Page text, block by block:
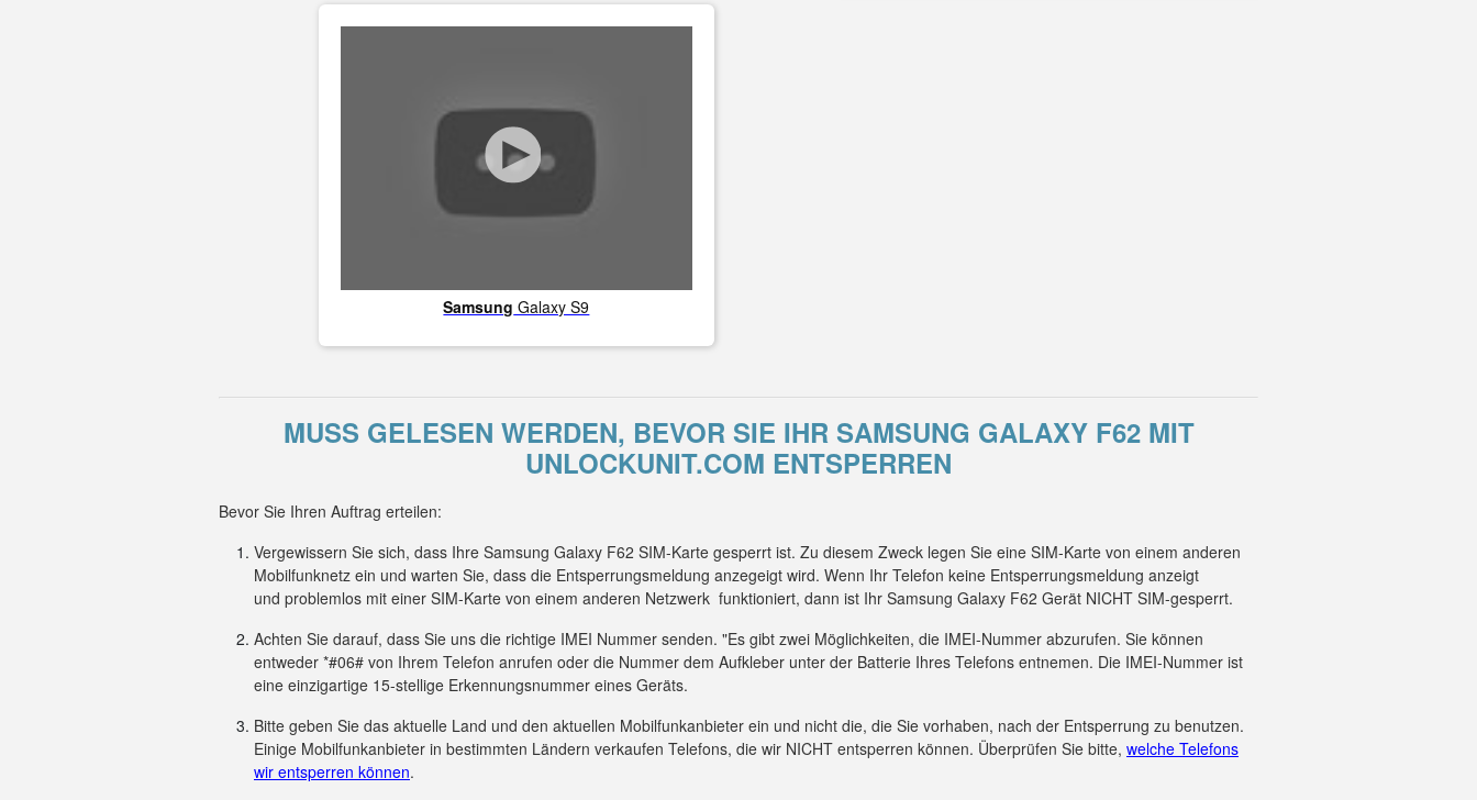
Samsung Galaxy S9
MUSS GELESEN WERDEN, BEVOR SIE IHR SAMSUNG GALAXY F62 MIT
UNLOCKUNIT.COM ENTSPERREN
Bevor Sie Ihren Auftrag erteilen:
Vergewissern Sie sich, dass Ihre Samsung Galaxy F62 SIM-Karte gesperrt ist. Zu diesem Zweck legen Sie eine SIM-Karte von einem anderen
Mobilfunknetz ein und warten Sie, dass die Entsperrungsmeldung anzegeigt wird. Wenn Ihr Telefon keine Entsperrungsmeldung anzeigt
und problemlos mit einer SIM-Karte von einem anderen Netzwerk funktioniert, dann ist Ihr Samsung Galaxy F62 Gerät NICHT SIM-gesperrt.
Achten Sie darauf, dass Sie uns die richtige IMEI Nummer senden. "Es gibt zwei Möglichkeiten, die IMEI-Nummer abzurufen. Sie können
entweder *#06# von Ihrem Telefon anrufen oder die Nummer dem Aufkleber unter der Batterie Ihres Telefons entnemen. Die IMEI-Nummer ist
eine einzigartige 15-stellige Erkennungsnummer eines Geräts.
Bitte geben Sie das aktuelle Land und den aktuellen Mobilfunkanbieter ein und nicht die, die Sie vorhaben, nach der Entsperrung zu benutzen.
Einige Mobilfunkanbieter in bestimmten Ländern verkaufen Telefons, die wir NICHT entsperren können. Überprüfen Sie bitte, welche Telefons
wir entsperren können.